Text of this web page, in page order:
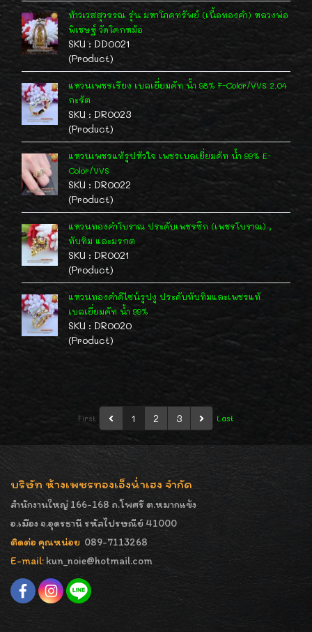
ท้าวเวสสุวรรณ รุ่น มหาโภคทรัพย์ (เนื้อทองคำ) หลวงพ่อ
พิเชษฐ์ วัดโคกหม้อ
SKU : DD0021
(Product)
แหวนเพชรเรียง เบลเยี่ยมคัท น้ำ 98% F-Color/VVS 2.04
กะรัต
SKU : DR0023
(Product)
แหวนเพชรแท้รูปหัวใจ เพชรเบลเยี่ยมคัท น้ำ 99% E-
Color/VVS
SKU : DR0022
(Product)
แหวนทองคำโบราณ ประดับเพชรซีก (เพชรโบราณ) ,
ทับทิม และมรกต
SKU : DR0021
(Product)
แหวนทองคำดีไซน์รูปงู ประดับทับทิมและเพชรแท้
เบลเยี่ยมคัท น้ำ 99%
SKU : DR0020
(Product)
First 1 2 3 Last
บริษัท ห้างเพชรทองเอ็งน่ำเฮง จำกัด
สำนักงานใหญ่ 166-168 ถ.โพศรี ต.หมากแข้ง
อ.เมือง จ.อุดรธานี รหัสไปรษณีย์ 41000
ติดต่อ คุณหน่อย 089-7113268
E-mail: kun_noie@hotmail.com